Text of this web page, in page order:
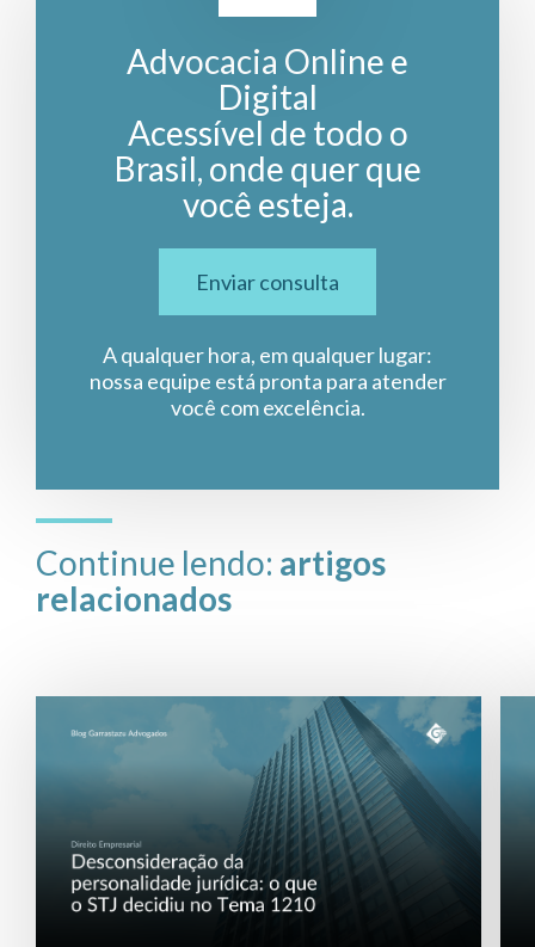
Advocacia Online e
Digital
Acessível de todo o
Brasil, onde quer que
você esteja.
Enviar consulta
A qualquer hora, em qualquer lugar:
nossa equipe está pronta para atender
você com excelência.
Continue lendo: artigos
relacionados